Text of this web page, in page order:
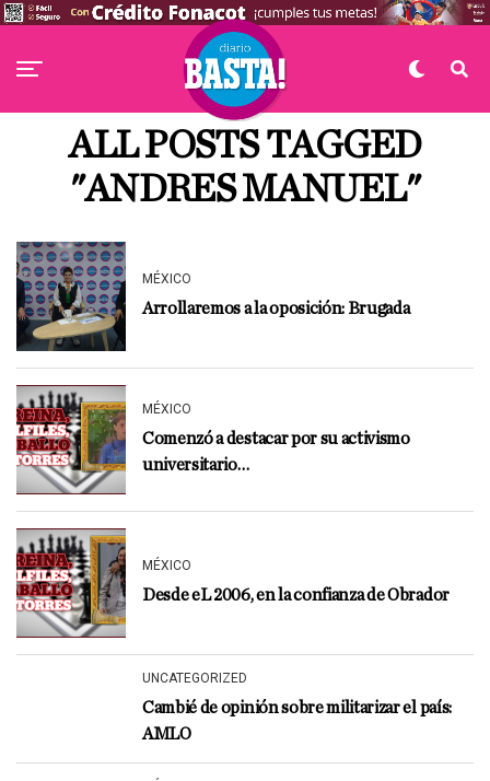
ALL POSTS TAGGED
"ANDRES MANUEL"
MÉXICO
Arrollaremos a la oposición: Brugada
MÉXICO
Comenzó a destacar por su activismo
universitario…
MÉXICO
Desde eL 2006, en la confianza de Obrador
UNCATEGORIZED
Cambié de opinión sobre militarizar el país:
AMLO